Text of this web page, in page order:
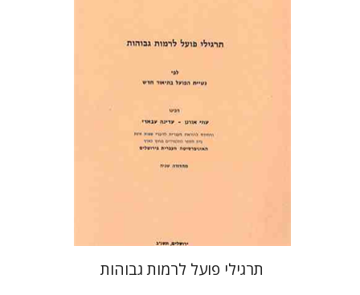
הנחת אתר ספר מודפס
תרגילי פועל לרמות גבוהות